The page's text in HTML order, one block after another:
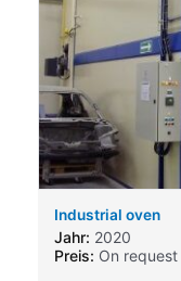
Industrial oven
Jahr: 2020
Preis: On request